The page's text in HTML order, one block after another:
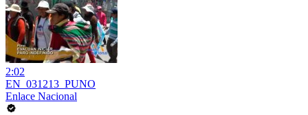
2:02
EN_031213_PUNO
Enlace Nacional